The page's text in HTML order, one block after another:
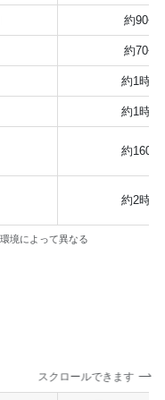
約90分
約70分
約1時間
約1時間
約160曲
約2時間
境によって異なる
スクロールできます